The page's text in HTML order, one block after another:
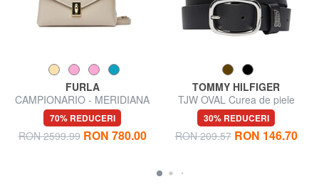
FURLA
CAMPIONARIO - MERIDIANA
Geantă de umăr, cu curea de
umăr
70% REDUCERI
RON 2599.99 RON 780.00
TOMMY HILFIGER
TJW OVAL Curea de piele
30% REDUCERI
RON 209.57 RON 146.70